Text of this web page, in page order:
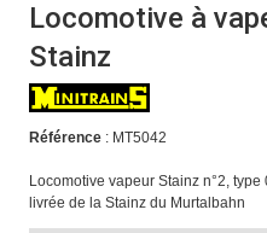
Locomotive à
Stainz
Référence: MT5042
Locomotive vapeur Stainz n°2,
livrée de la Stainz du Murtalbahn